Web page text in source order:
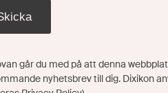
går du med på att denna
nyhetsbrev till dig. Dixikon